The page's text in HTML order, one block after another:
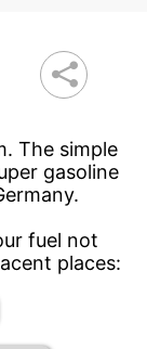
The simple
gasoline
fuel not
places: